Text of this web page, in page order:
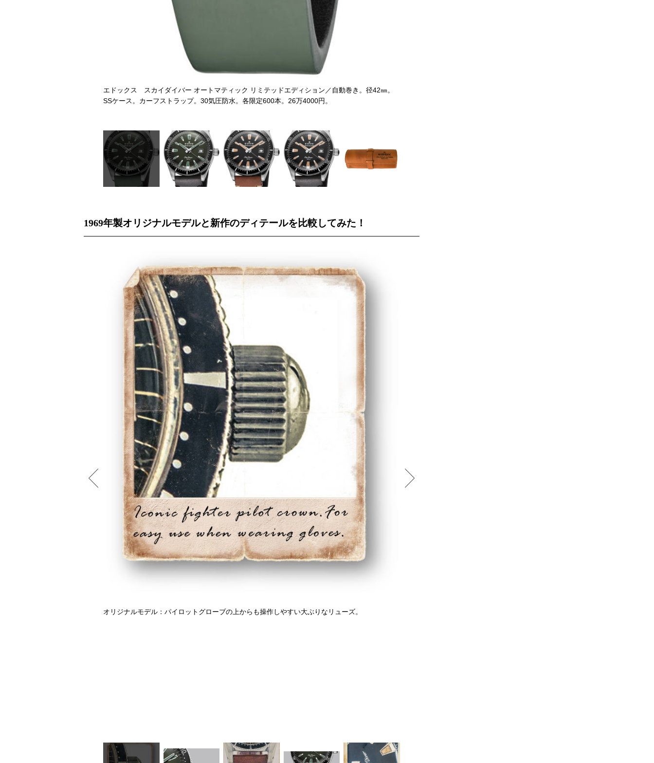
エドックス スカイダイバー オートマティック リミテッドエディション／自動巻き。径42㎜。
SSケース。カーフストラップ。30気圧防水。各限定600本。26万4000円。
1969年製オリジナルモデルと新作のディテールを比較してみた！
オリジナルモデル：パイロットグローブの上からも操作しやすい大ぶりなリューズ。